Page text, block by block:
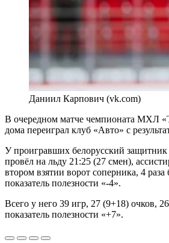
Даниил Карпович (vk.com)
В очередном матче чемпионата МХЛ
дома переиграл клуб «Авто» с
У проигравших белорусский защитник
провёл на льду 21:25 (27 смен),
втором взятии ворот соперника, 4 раза
показатель полезности «-4».
Всего у него 39 игр, 27 (9+18) очков,
показатель полезности «+7».